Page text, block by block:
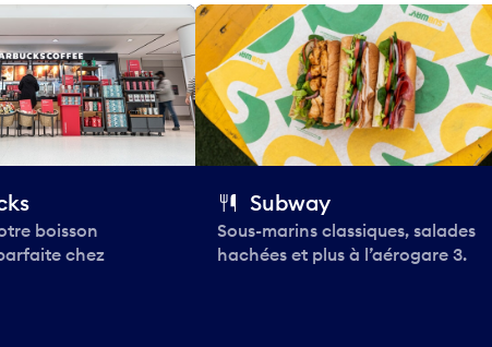
boisson
chez
Subway
Sous-marins classiques, salades
hachées et plus à l’aérogare 3.